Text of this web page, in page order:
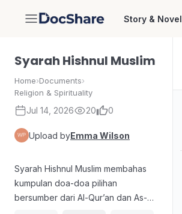
DocShare Story & Novel
Syarah Hishnul Muslim
Home›Documents›
Religion & Spirituality
Jul 14, 2026 20 0
Upload byEmma Wilson
Syarah Hishnul Muslim membahas
kumpulan doa-doa pilihan
bersumber dari Al-Qur’an dan As-